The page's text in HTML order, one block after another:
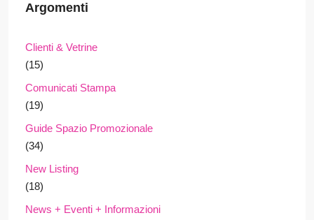
Argomenti
Clienti & Vetrine
(15)
Comunicati Stampa
(19)
Guide Spazio Promozionale
(34)
New Listing
(18)
News + Eventi + Informazioni